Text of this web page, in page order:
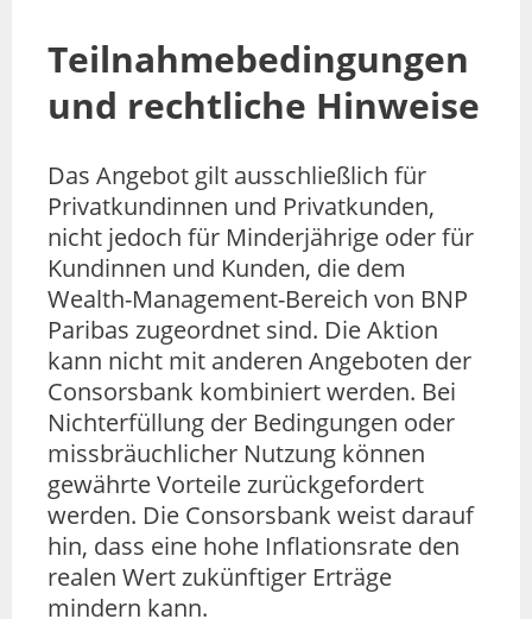
Teilnahmebedingungen
und rechtliche Hinweise
Das Angebot gilt ausschließlich für
Privatkundinnen und Privatkunden,
nicht jedoch für Minderjährige oder für
Kundinnen und Kunden, die dem
Wealth-Management-Bereich von BNP
Paribas zugeordnet sind. Die Aktion
kann nicht mit anderen Angeboten der
Consorsbank kombiniert werden. Bei
Nichterfüllung der Bedingungen oder
missbräuchlicher Nutzung können
gewährte Vorteile zurückgefordert
werden. Die Consorsbank weist darauf
hin, dass eine hohe Inflationsrate den
realen Wert zukünftiger Erträge
mindern kann.